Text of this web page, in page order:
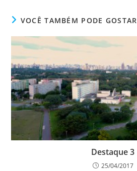
VOCÊ TAMBÉM PODE GOSTAR
Destaque 3
25/04/2017